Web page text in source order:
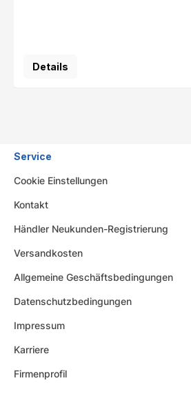
Details
Service
Cookie Einstellungen
Kontakt
Händler Neukunden-Registrierung
Versandkosten
Allgemeine Geschäftsbedingungen
Datenschutzbedingungen
Impressum
Karriere
Firmenprofil